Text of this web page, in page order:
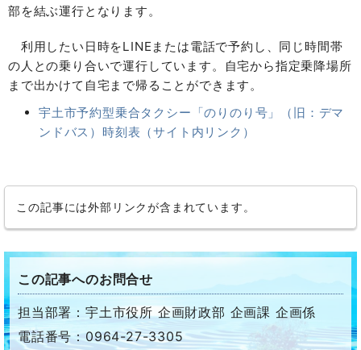
部を結ぶ運行となります。
利用したい日時をLINEまたは電話で予約し、同じ時間帯
の人との乗り合いで運行しています。自宅から指定乗降場所
まで出かけて自宅まで帰ることができます。
宇土市予約型乗合タクシー「のりのり号」（旧：デマ
ンドバス）時刻表（サイト内リンク）
この記事には外部リンクが含まれています。
この記事へのお問合せ
担当部署：宇土市役所 企画財政部 企画課 企画係
電話番号：0964-27-3305